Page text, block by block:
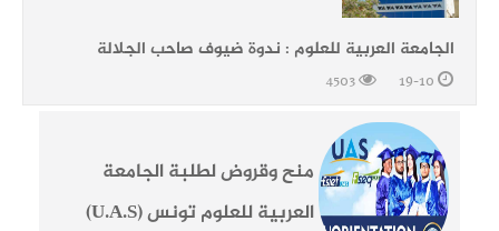
الجامعة العربية للعلوم : ندوة ضيوف صاحب الجلالة
منح وقروض لطلبة الجامعة
العربية للعلوم تونس (U.A.S)